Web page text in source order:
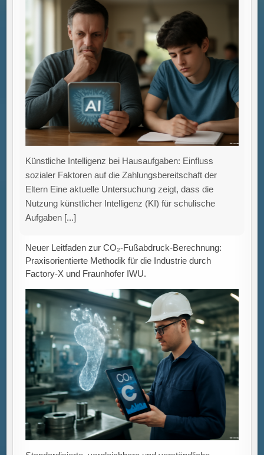
Standardisierte, vergleichbare und verständliche
Berechnung des CO₂-Fußabdrucks von
Industrieprodukten Die Ermittlung des CO₂-
Fußabdrucks eines Produkts entlang der gesamten
Herausforderungen –[...]
Gezielte Förderprogramme stärken grüne
Innovationen: Unterstützung für umweltfreundliche
Technologien trifft unterschiedlichen Innovationsbedarf.